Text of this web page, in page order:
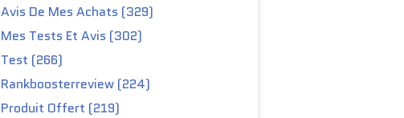
Avis De Mes Achats (329)
Mes Tests Et Avis (302)
Test (266)
Rankboosterreview (224)
Produit Offert (219)